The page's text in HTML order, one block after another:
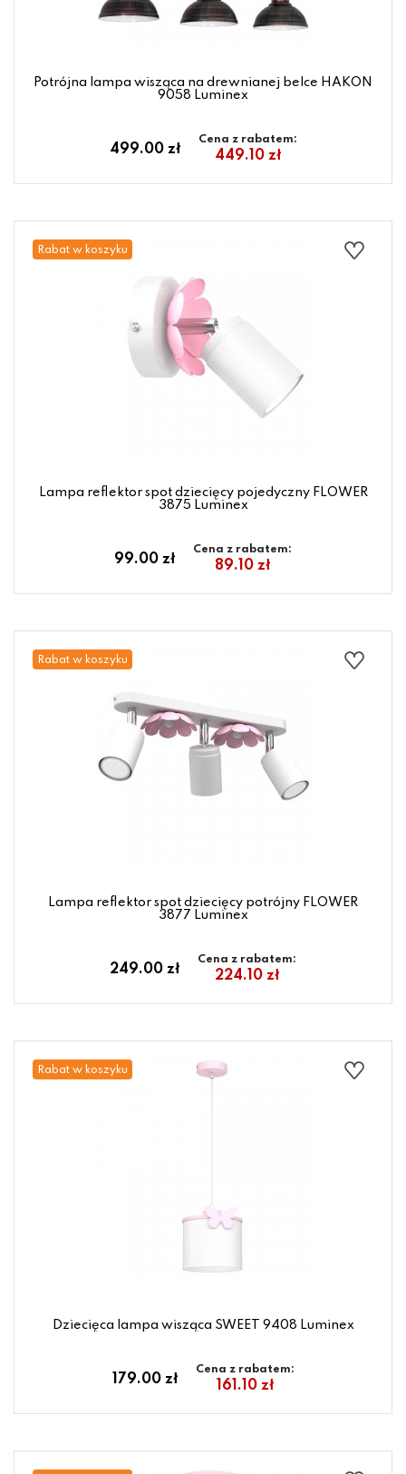
Potrójna lampa wisząca na drewnianej belce HAKON
9058 Luminex
499.00 zł
Cena z rabatem:
449.10 zł
Rabat w koszyku
Lampa reflektor spot dziecięcy pojedyczny FLOWER
3875 Luminex
99.00 zł
Cena z rabatem:
89.10 zł
Rabat w koszyku
Lampa reflektor spot dziecięcy potrójny FLOWER
3877 Luminex
249.00 zł
Cena z rabatem:
224.10 zł
Rabat w koszyku
Dziecięca lampa wisząca SWEET 9408 Luminex
179.00 zł
Cena z rabatem:
161.10 zł